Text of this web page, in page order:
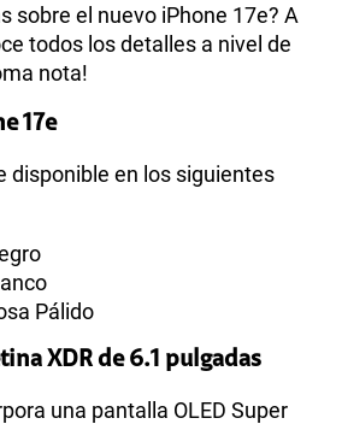
Interna 256 GB | 512 GB
sobre el nuevo iPhone 17e? A
todos los detalles a nivel de
nota!
17e
disponible en los siguientes
Pálido
XDR de 6.1 pulgadas
una pantalla OLED Super